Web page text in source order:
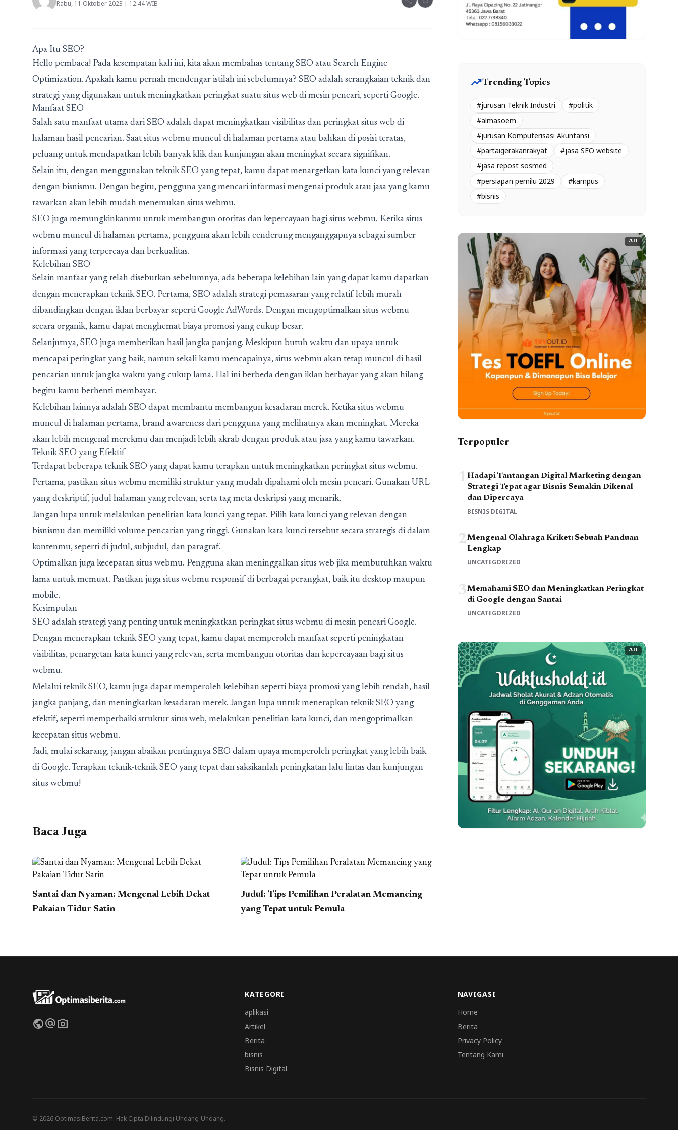
Rabu, 11 Oktober 2023 | 12:44 WIB
Apa Itu SEO?
Hello pembaca! Pada kesempatan kali ini, kita akan membahas tentang SEO atau Search Engine
Optimization. Apakah kamu pernah mendengar istilah ini sebelumnya? SEO adalah serangkaian teknik dan
strategi yang digunakan untuk meningkatkan peringkat suatu situs web di mesin pencari, seperti Google.
Manfaat SEO
Salah satu manfaat utama dari SEO adalah dapat meningkatkan visibilitas dan peringkat situs web di
halaman hasil pencarian. Saat situs webmu muncul di halaman pertama atau bahkan di posisi teratas,
peluang untuk mendapatkan lebih banyak klik dan kunjungan akan meningkat secara signifikan.
Selain itu, dengan menggunakan teknik SEO yang tepat, kamu dapat menargetkan kata kunci yang relevan
dengan bisnismu. Dengan begitu, pengguna yang mencari informasi mengenai produk atau jasa yang kamu
tawarkan akan lebih mudah menemukan situs webmu.
SEO juga memungkinkanmu untuk membangun otoritas dan kepercayaan bagi situs webmu. Ketika situs
webmu muncul di halaman pertama, pengguna akan lebih cenderung menganggapnya sebagai sumber
informasi yang terpercaya dan berkualitas.
Kelebihan SEO
Selain manfaat yang telah disebutkan sebelumnya, ada beberapa kelebihan lain yang dapat kamu dapatkan
dengan menerapkan teknik SEO. Pertama, SEO adalah strategi pemasaran yang relatif lebih murah
dibandingkan dengan iklan berbayar seperti Google AdWords. Dengan mengoptimalkan situs webmu
secara organik, kamu dapat menghemat biaya promosi yang cukup besar.
Selanjutnya, SEO juga memberikan hasil jangka panjang. Meskipun butuh waktu dan upaya untuk
mencapai peringkat yang baik, namun sekali kamu mencapainya, situs webmu akan tetap muncul di hasil
pencarian untuk jangka waktu yang cukup lama. Hal ini berbeda dengan iklan berbayar yang akan hilang
begitu kamu berhenti membayar.
Kelebihan lainnya adalah SEO dapat membantu membangun kesadaran merek. Ketika situs webmu
muncul di halaman pertama, brand awareness dari pengguna yang melihatnya akan meningkat. Mereka
akan lebih mengenal merekmu dan menjadi lebih akrab dengan produk atau jasa yang kamu tawarkan.
Teknik SEO yang Efektif
Terdapat beberapa teknik SEO yang dapat kamu terapkan untuk meningkatkan peringkat situs webmu.
Pertama, pastikan situs webmu memiliki struktur yang mudah dipahami oleh mesin pencari. Gunakan URL
yang deskriptif, judul halaman yang relevan, serta tag meta deskripsi yang menarik.
Jangan lupa untuk melakukan penelitian kata kunci yang tepat. Pilih kata kunci yang relevan dengan
bisnismu dan memiliki volume pencarian yang tinggi. Gunakan kata kunci tersebut secara strategis di dalam
kontenmu, seperti di judul, subjudul, dan paragraf.
Optimalkan juga kecepatan situs webmu. Pengguna akan meninggalkan situs web jika membutuhkan waktu
lama untuk memuat. Pastikan juga situs webmu responsif di berbagai perangkat, baik itu desktop maupun
mobile.
Kesimpulan
SEO adalah strategi yang penting untuk meningkatkan peringkat situs webmu di mesin pencari Google.
Dengan menerapkan teknik SEO yang tepat, kamu dapat memperoleh manfaat seperti peningkatan
visibilitas, penargetan kata kunci yang relevan, serta membangun otoritas dan kepercayaan bagi situs
webmu.
Melalui teknik SEO, kamu juga dapat memperoleh kelebihan seperti biaya promosi yang lebih rendah, hasil
jangka panjang, dan meningkatkan kesadaran merek. Jangan lupa untuk menerapkan teknik SEO yang
efektif, seperti memperbaiki struktur situs web, melakukan penelitian kata kunci, dan mengoptimalkan
kecepatan situs webmu.
Jadi, mulai sekarang, jangan abaikan pentingnya SEO dalam upaya memperoleh peringkat yang lebih baik
di Google. Terapkan teknik-teknik SEO yang tepat dan saksikanlah peningkatan lalu lintas dan kunjungan
situs webmu!
Baca Juga
Santai dan Nyaman: Mengenal Lebih Dekat
Pakaian Tidur Satin
Judul: Tips Pemilihan Peralatan Memancing
yang Tepat untuk Pemula
trending_upTrending Topics
#jurusan Teknik Industri
#politik
#almasoem
#jurusan Komputerisasi Akuntansi
#partaigerakanrakyat
#jasa SEO website
#jasa repost sosmed
#persiapan pemilu 2029
#kampus
#bisnis
AD
Terpopuler
1Hadapi Tantangan Digital Marketing dengan
Strategi Tepat agar Bisnis Semakin Dikenal
dan Dipercaya
BISNIS DIGITAL
2Mengenal Olahraga Kriket: Sebuah Panduan
Lengkap
UNCATEGORIZED
3Memahami SEO dan Meningkatkan Peringkat
di Google dengan Santai
UNCATEGORIZED
AD
publicalternate_emailphoto_camera
KATEGORI
aplikasi
Artikel
Berita
bisnis
Bisnis Digital
NAVIGASI
Home
Berita
Privacy Policy
Tentang Kami
© 2026 OptimasiBerita.com. Hak Cipta Dilindungi Undang-Undang.